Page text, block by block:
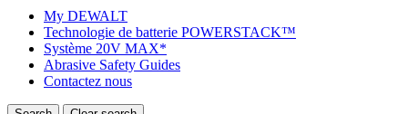
My DEWALT
Technologie de batterie POWERSTACK™
Système 20V MAX*
Abrasive Safety Guides
Contactez nous